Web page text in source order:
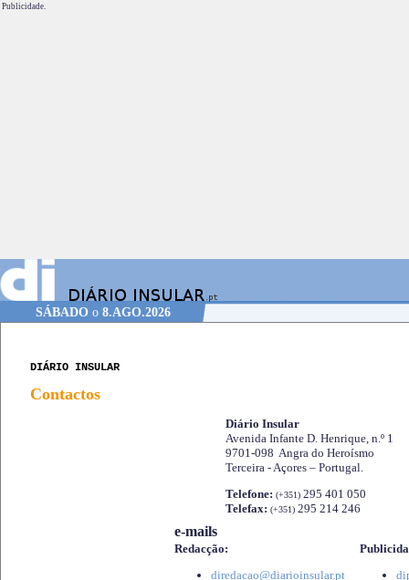
Publicidade.
SÁBADOo 8.AGO.2026
DIÁRIO INSULAR
Contactos
Diário Insular
Avenida Infante D. Henrique, n.º 1
9701-098 Angra do Heroísmo
Terceira - Açores – Portugal.
Telefone: (+351) 295 401 050
Telefax: (+351) 295 214 246
e-mails
Redacção:
diredacao@diarioinsular.pt